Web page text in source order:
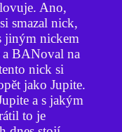
Ano,
smazal nick,
jiným nickem
a BANoval na
nick si
jako Jupite.
a s jakým
to je